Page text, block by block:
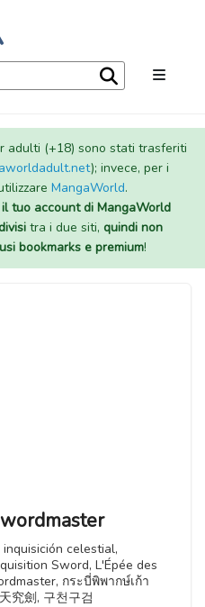
adulti (+18) sono stati trasferiti
); invece, per i
MangaWorld.
tuo account di MangaWorld
tra i due siti, quindi non
bookmarks e premium!
celestial,
Sword, L'Épée des
กระบี่พิพากษ์เก้า
究劍, 구천구검